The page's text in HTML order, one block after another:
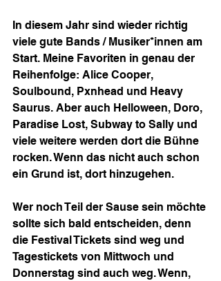
In diesem Jahr sind wieder richtig
viele gute Bands / Musiker*innen am
Start. Meine Favoriten in genau der
Reihenfolge: Alice Cooper,
Soulbound, Pxnhead und Heavy
Saurus. Aber auch Helloween, Doro,
Paradise Lost, Subway to Sally und
viele weitere werden dort die Bühne
rocken. Wenn das nicht auch schon
ein Grund ist, dort hinzugehen.
Wer noch Teil der Sause sein möchte
sollte sich bald entscheiden, denn
die Festival Tickets sind weg und
Tagestickets von Mittwoch und
Donnerstag sind auch weg. Wenn,